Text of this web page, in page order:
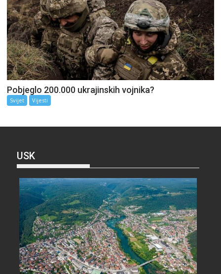
Pobjeglo 200.000 ukrajinskih vojnika?
Svijet Vijesti
USK